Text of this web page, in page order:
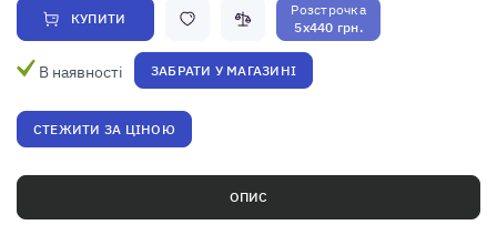
КУПИТИ
Розстрочка
5x440 грн.
В наявності ЗАБРАТИ У МАГАЗИНІ
СТЕЖИТИ ЗА ЦІНОЮ
ОПИС